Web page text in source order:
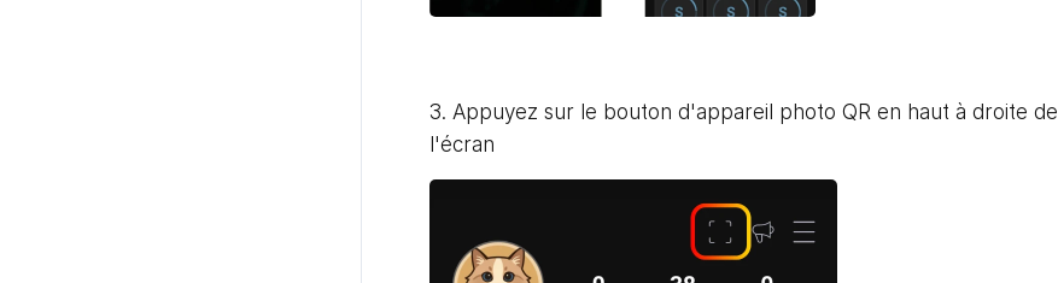
3. Appuyez sur le bouton d'appareil photo QR en haut à droite de
l'écran